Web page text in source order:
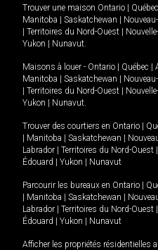
Trouver une maison Ontario | Québec
Manitoba | Saskatchewan |
| Territoires du Nord-Ouest |
Yukon | Nunavut
Maisons à louer - Ontario | Québec |
Manitoba | Saskatchewan |
| Territoires du Nord-Ouest |
Yukon | Nunavut
Trouver des courtiers en Ontario |
| Manitoba | Saskatchewan |
Labrador | Territoires du Nord-Ouest |
Édouard | Yukon | Nunavut
Parcourir les bureaux en Ontario |
| Manitoba | Saskatchewan |
Labrador | Territoires du Nord-Ouest |
Édouard | Yukon | Nunavut
Afficher les propriétés résidentielles